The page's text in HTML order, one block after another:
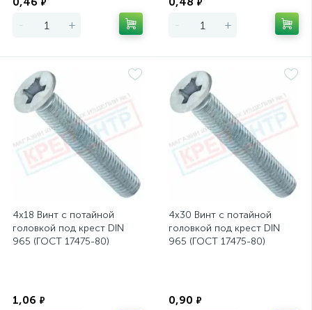
₽
- +
₽
- +
4х18 Винт с потайной
головкой под крест DIN
965 (ГОСТ 17475-80)
1,06 ₽
4х30 Винт с потайной
головкой под крест DIN
965 (ГОСТ 17475-80)
0,90 ₽